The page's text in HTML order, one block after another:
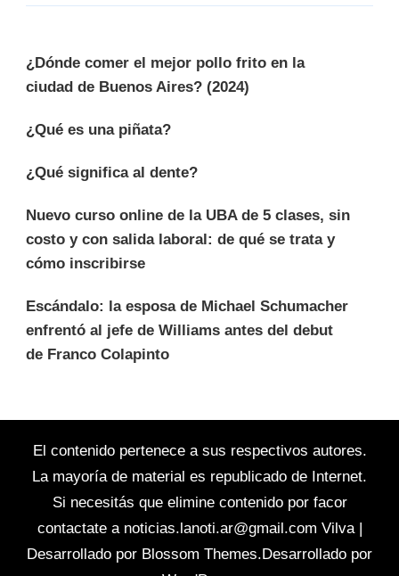
¿Dónde comer el mejor pollo frito en la
ciudad de Buenos Aires? (2024)
¿Qué es una piñata?
¿Qué significa al dente?
Nuevo curso online de la UBA de 5 clases, sin
costo y con salida laboral: de qué se trata y
cómo inscribirse
Escándalo: la esposa de Michael Schumacher
enfrentó al jefe de Williams antes del debut
de Franco Colapinto
El contenido pertenece a sus respectivos autores.
La mayoría de material es republicado de Internet.
Si necesitás que elimine contenido por facor
contactate a noticias.lanoti.ar@gmail.com Vilva |
Desarrollado por Blossom Themes.Desarrollado por